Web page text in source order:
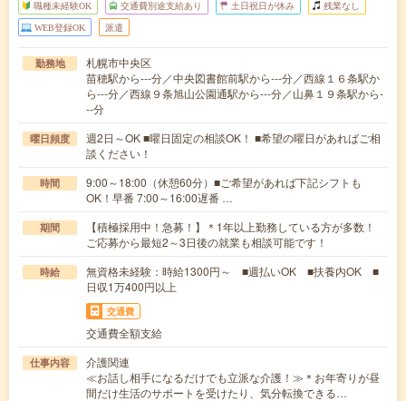
職種未経験OK 交通費別途支給あり 土日祝日が休み 残業なし
WEB登録OK 派遣
勤務地
札幌市中央区
苗穂駅から---分／中央図書館前駅から---分／西線１６条駅か
ら---分／西線９条旭山公園通駅から---分／山鼻１９条駅から-
--分
曜日頻度
週2日～OK ■曜日固定の相談OK！ ■希望の曜日があればご相
談ください！
時間
9:00～18:00（休憩60分）■ご希望があれば下記シフトも
OK！早番 7:00～16:00遅番 …
期間
【積極採用中！急募！】＊1年以上勤務している方が多数！
ご応募から最短2～3日後の就業も相談可能です！
時給
無資格未経験：時給1300円～ ■週払いOK ■扶養内OK ■
日収1万400円以上
交通費
交通費全額支給
仕事内容
介護関連
≪お話し相手になるだけでも立派な介護！≫＊お年寄りが昼
間だけ生活のサポートを受けたり、気分転換できる…